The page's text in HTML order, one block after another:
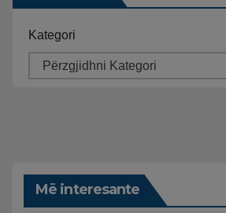
Kategori
Më interesante